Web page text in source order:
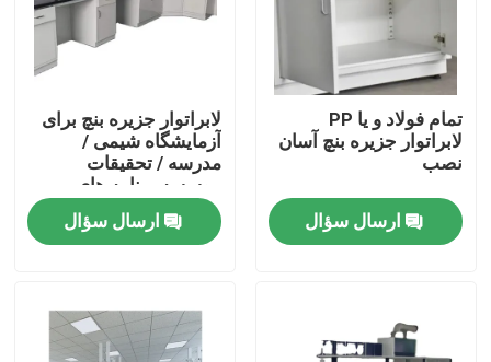
صفحه اصلی
محصولات
درباره ما
تمام فولاد و یا PP
لابراتوار جزیره بنچ آسان
نصب
ارسال سؤال
لابراتوار جزیره بنچ برای
آزمایشگاه شیمی /
مدرسه / تحقیقات
موسسه برنامه های
کاربردی
ارسال سؤال